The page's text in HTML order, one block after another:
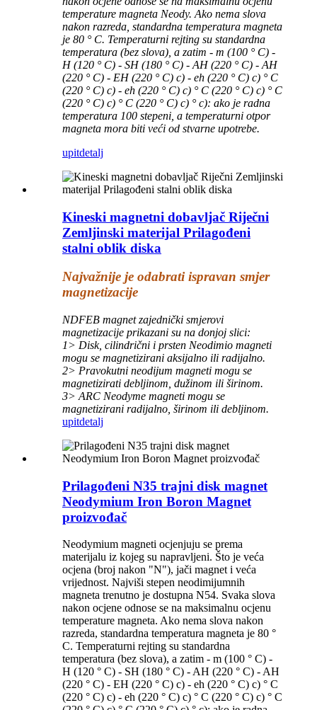
temperature magneta Neody. Ako nema slova
nakon razreda, standardna temperatura magneta
je 80 ° C. Temperaturni rejting su standardna
temperatura (bez slova), a zatim - m (100 ° C) -
H (120 ° C) - SH (180 ° C) - AH (220 ° C) - AH
(220 ° C) - EH (220 ° C) c) - eh (220 ° C) c) ° C
(220 ° C) c) - eh (220 ° C) c) ° C (220 ° C) c) ° C
(220 ° C) c) ° C (220 ° C) c) ° c): ako je radna
temperatura 100 stepeni, a temperaturni otpor
magneta mora biti veći od stvarne upotrebe.
upitdetalj
Kineski magnetni dobavljač Riječni
Zemljinski materijal Prilagođeni
stalni oblik diska
Najvažnije je odabrati ispravan smjer
magnetizacije
NDFEB magnet zajednički smjerovi
magnetizacije prikazani su na donjoj slici:
1> Disk, cilindrični i prsten Neodimio magneti
mogu se magnetizirani aksijalno ili radijalno.
2> Pravokutni neodijum magneti mogu se
magnetizirati debljinom, dužinom ili širinom.
3> ARC Neodyme magneti mogu se
magnetizirani radijalno, širinom ili debljinom.
upitdetalj
Prilagođeni N35 trajni disk magnet
Neodymium Iron Boron Magnet
proizvođač
Neodymium magneti ocjenjuju se prema
materijalu iz kojeg su napravljeni. Što je veća
ocjena (broj nakon "N"), jači magnet i veća
vrijednost. Najviši stepen neodimijumnih
magneta trenutno je dostupna N54. Svaka slova
nakon ocjene odnose se na maksimalnu ocjenu
temperature magneta. Ako nema slova nakon
razreda, standardna temperatura magneta je 80 °
C. Temperaturni rejting su standardna
temperatura (bez slova), a zatim - m (100 ° C) -
H (120 ° C) - SH (180 ° C) - AH (220 ° C) - AH
(220 ° C) - EH (220 ° C) c) - eh (220 ° C) c) ° C
(220 ° C) c) - eh (220 ° C) c) ° C (220 ° C) c) ° C